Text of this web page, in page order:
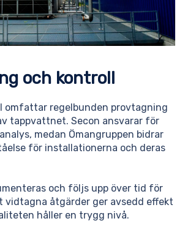
och kontroll
omfattar regelbunden provtagning
tappvattnet. Secon ansvarar för
medan Ömangruppen bidrar
för installationerna och deras
och följs upp över tid för
vidtagna åtgärder ger avsedd effekt
håller en trygg nivå.